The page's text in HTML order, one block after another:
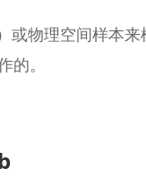
或物理空间样本
。